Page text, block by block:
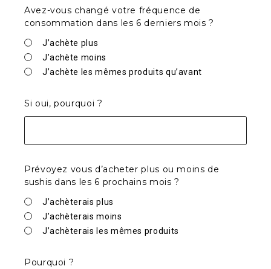
Avez-vous changé votre fréquence de
consommation dans les 6 derniers mois ?
J’achète plus
J’achète moins
J’achète les mêmes produits qu’avant
Si oui, pourquoi ?
Prévoyez vous d’acheter plus ou moins de
sushis dans les 6 prochains mois ?
J’achèterais plus
J’achèterais moins
J’achèterais les mêmes produits
Pourquoi ?